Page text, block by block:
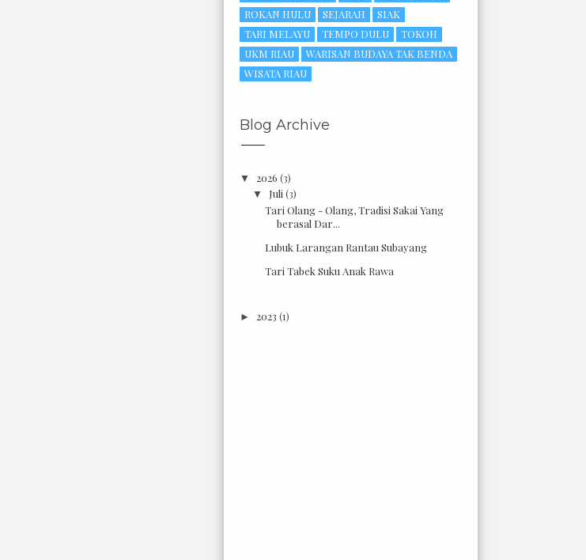
ROKAN HULU
SEJARAH
SIAK
TARI MELAYU
TEMPO DULU
TOKOH
UKM RIAU
WARISAN BUDAYA TAK BENDA
WISATA RIAU
Blog Archive
▼ 2026 (3)
▼ Juli (3)
Tari Olang - Olang, Tradisi Sakai Yang
berasal Dar...
Lubuk Larangan Rantau Subayang
Tari Tabek Suku Anak Rawa
► 2023 (1)